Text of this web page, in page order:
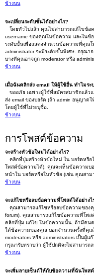
ข้างบน
จะเปลี่ยนระดับขั้นได้อย่างไร?
โดยทั่วไปแล้ว คุณไม่สามารถแก้ไขข้อ
username ของคุณในข้อความ และใน
ระดับขั้นเพื่อแสดงจำนวนข้อความที่คุณโ
administrator จะมีระดับขั้นพิเศษ. กรุณา
บางทีคุณอาจถูก moderator หรือ
ข้างบน
เมื่อฉันคลิกส่ง email ให้ผู้ใช้อื่น ทำไมระ
ขออภัย เฉพาะผู้ใช้ที่สมัครสมาชิกแล้ว
ส่ง email ของบอร์ด (ถ้า admin อนุญาต
โดยผู้ใช้ที่ไม่ระบุชื่อ.
ข้างบน
การโพสต์ข้อความ
จะสร้างหัวข้อใหม่ได้อย่างไร?
คลิกที่ปุ่มสร้างหัวข้อใหม่ ใน บอร์ดหรื
โพสต์ข้อความได้). คุณจะเห็นข้อความบ
หน้าใน บอร์ดหรือในหัวข้อ (เช่น คุณสา
ข้างบน
จะแก้ไขหรือลบข้อความที่โพสต์ได้อย่างไ
คุณสามารถแก้ไขหรือลบข้อความของคุ
forum). คุณสามารถแก้ไขข้อความที่โพส
คลิกที่ปุ่ม แก้ไข ในข้อความนั้น. ถ้ามีคน
ใต้ข้อความของคุณ บอกจำนวนครั้งที่คุณ
moderators หรือ administrators เป็นผู้
กรุณารับทราบว่า ผู้ใช้ปกติจะไม่สามารถ
ข้างบน
จะเพิ่มลายเซ็นต์ให้กับข้อความที่ฉันโพสต์